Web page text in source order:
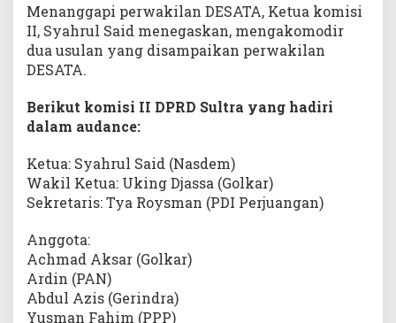
Menanggapi perwakilan DESATA, Ketua komisi
II, Syahrul Said menegaskan, mengakomodir
dua usulan yang disampaikan perwakilan
DESATA.
Berikut komisi II DPRD Sultra yang hadiri
dalam audance:
Ketua: Syahrul Said (Nasdem)
Wakil Ketua: Uking Djassa (Golkar)
Sekretaris: Tya Roysman (PDI Perjuangan)
Anggota:
Achmad Aksar (Golkar)
Ardin (PAN)
Abdul Azis (Gerindra)
Yusman Fahim (PPP)